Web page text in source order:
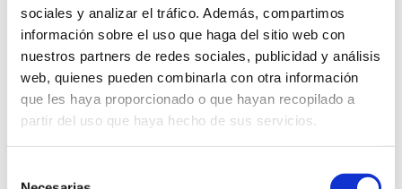
sociales y analizar el tráfico. Además, compartimos
información sobre el uso que haga del sitio web con
nuestros partners de redes sociales, publicidad y análisis
web, quienes pueden combinarla con otra información
que les haya proporcionado o que hayan recopilado a
partir del uso que haya hecho de sus servicios.